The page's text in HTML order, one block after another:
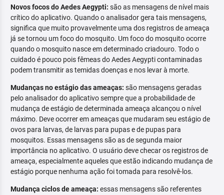
Novos focos do Aedes Aegypti: são as mensagens de nível mais
crítico do aplicativo. Quando o analisador gera tais mensagens,
significa que muito provavelmente uma dos registros de ameaça
já se tornou um foco do mosquito. Um foco do mosquito ocorre
quando o mosquito nasce em determinado criadouro. Todo o
cuidado é pouco pois fêmeas do Aedes Aegypti contaminadas
podem transmitir as temidas doenças e nos levar à morte.
Mudanças no estágio das ameaças: são mensagens geradas
pelo analisador do aplicativo sempre que a probabilidade de
mudança de estágio de determinada ameaça alcançou o nível
máximo. Deve ocorrer em ameaças que mudaram seu estágio de
ovos para larvas, de larvas para pupas e de pupas para
mosquitos. Essas mensagens são as de segunda maior
importância no aplicativo. O usuário deve checar os registros de
ameaça, especialmente aqueles que estão indicando mudança de
estágio porque nenhuma ação foi tomada para resolvê-los.
Mudança ciclos de ameaça: essas mensagens são referentes